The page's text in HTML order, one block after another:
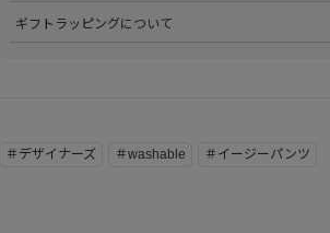
くはこちらをご覧ください。
ギフトラッピングについて
＃デザイナーズ ＃washable ＃イージーパンツ